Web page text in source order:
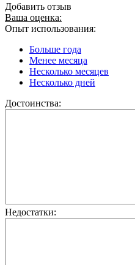
Добавить отзыв
Ваша оценка:
Опыт использования:
Больше года
Менее месяца
Несколько месяцев
Несколько дней
Достоинства:
Недостатки: